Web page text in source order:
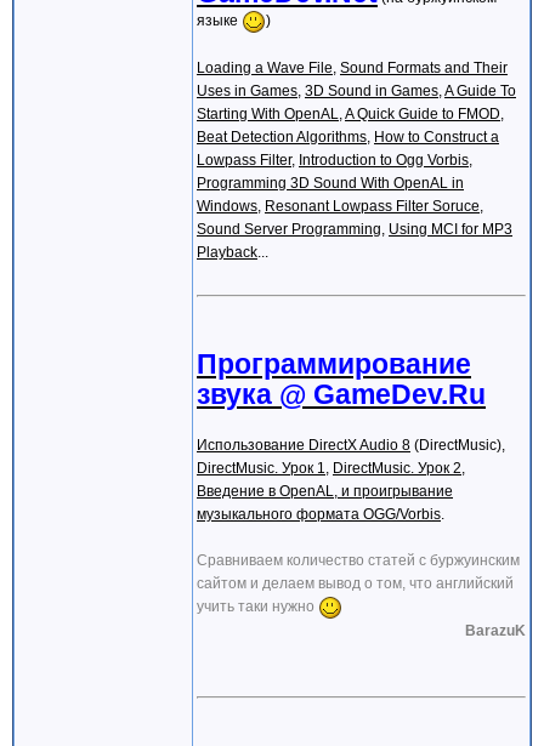
#pragma comment(lib, "STRMBASE.LIB")
#endif
#define HELPER_RELEASE(x) { if (x) x-
HRESULT PlayAudioFile(LPCSTR szFile){
WCHAR wFile[MAX_PATH];
MultiByteToWideChar(CP_ACP, 0, szFile,
HRESULT hr = CoInitialize(NULL);
IBasicAudio *piba = NULL;
__try{
CLSCTX_INPROC_SERVER,
if(FAILED(hr)) return hr;
if(FAILED(hr)) return hr;
hr = pigb->RenderFile(wFile, NULL);
if(FAILED(hr)) return hr;
hr = pigb-
hr = pimp->get_Duration(&len);
языке
)
Loading a Wave File Sound Formats and Their
Uses in Games 3D Sound in Games A Guide To
Starting With OpenAL
A Quick Guide to FMOD
Beat Detection Algorithms How to Construct a
Lowpass Filter, Introduction to Ogg Vorbis
Programming 3D Sound With OpenAL in
Windows Resonant Lowpass Filter Soruce
Sound Server Programming Using MCI for MP3
Playback
Программирование
звука @ GameDev.Ru
Использование DirectX Audio 8 (DirectMusic),
DirectMusic. Урок 1
DirectMusic. Урок 2
Введение в OpenAL, и проигрывание
музыкального формата OGG/Vorbis
Сравниваем количество статей с буржуинским
сайтом и делаем вывод о том, что английский
учить таки нужно
BarazuK